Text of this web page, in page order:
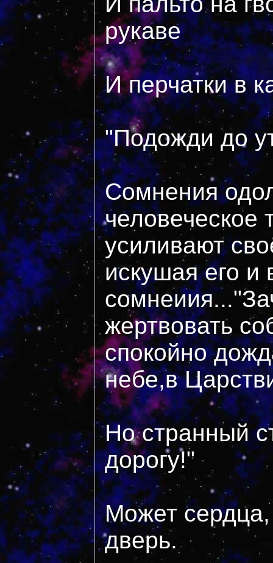
рукаве
И перчатки в
"Подожди до
Сомнения
человеческое
усиливают
искушая его и
жертвовать
спокойно
небе,в
Но странный
дорогу!"
Может
дверь.